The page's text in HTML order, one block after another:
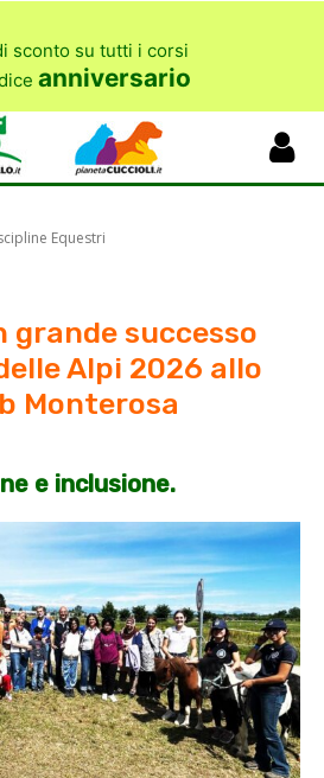
sconto su tutti i corsi
anniversario
Equestri
grande successo
Alpi 2026 allo
Monterosa
e inclusione.